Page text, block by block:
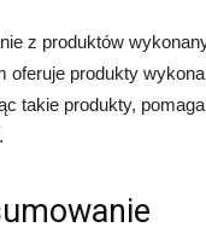
z produktów
oferuje produkty
takie produkty,